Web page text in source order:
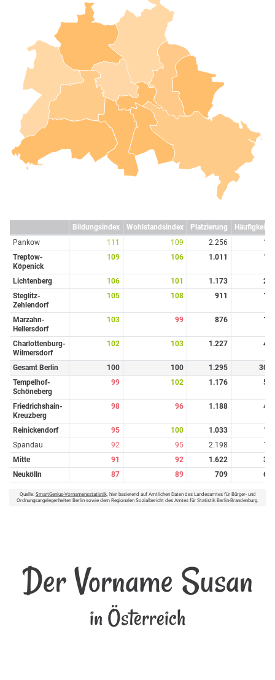
Bildungsindex Wohlstandsindex Platzierung Häufigkeit
Pankow
111 109 2.256
1
Treptow-
Köpenick
109 106 1.011 1
Lichtenberg 106 101 1.173
2
Steglitz-
Zehlendorf
105 108 911 1
Marzahn-
Hellersdorf
103 99 876 1
Charlottenburg-
Wilmersdorf
102 103 1.227 4
Gesamt Berlin 100 100 1.295
30
Tempelhof-
Schöneberg
99 102 1.176 5
Friedrichshain-
Kreuzberg
98 96 1.188 4
Reinickendorf 95 100 1.033
1
Spandau
92 95 2.198
1
Mitte
91 92 1.622
3
Neukölln
87 89 709 6
Quelle: SmartGenius-Vornamensstatistik, hier basierend auf Amtlichen Daten des Landesamtes für Bürger- und
Ordnungsangelegenheiten Berlin sowie dem Regionalen Sozialbericht des Amtes für Statistik Berlin-Brandenburg.
Der Vorname Susan
in Österreich